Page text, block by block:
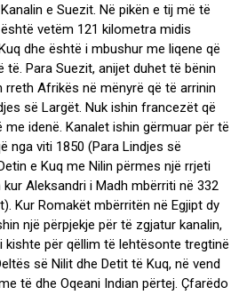
e Suezit. Në pikën e tij më të
vetëm 121 kilometra midis
dhe është i mbushur me liqene që
të. Para Suezit, anijet duhet të bënin
rreth Afrikës në mënyrë që të arrinin
së Largët. Nuk ishin francezët që
me idenë. Kanalet ishin gërmuar për të
nga viti 1850 (Para Lindjes së
e Kuq me Nilin përmes një rrjeti
Aleksandri i Madh mbërriti në 332
Kur Romakët mbërritën në Egjipt dy
një përpjekje për të zgjatur kanalin,
kishte për qëllim të lehtësonte tregtinë
së Nilit dhe Detit të Kuq, në vend
të dhe Oqeani Indian përtej. Çfarëdo